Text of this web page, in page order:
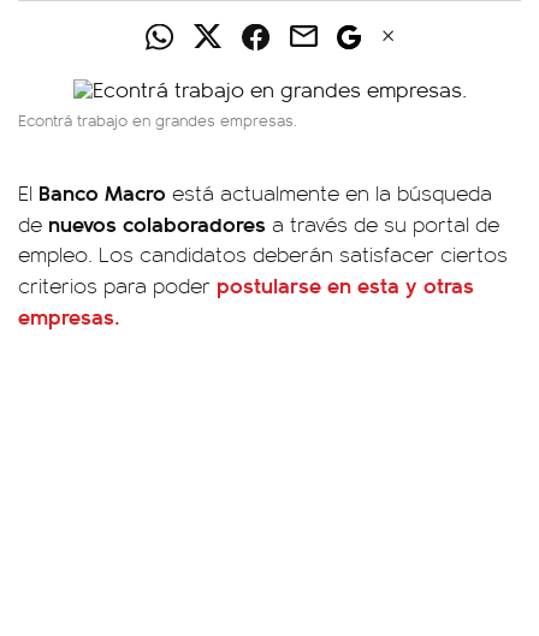
Econtrá trabajo en grandes empresas.
El Banco Macro está actualmente en la búsqueda
de nuevos colaboradores a través de su portal de
empleo. Los candidatos deberán satisfacer ciertos
criterios para poder postularse en esta y otras
empresas.